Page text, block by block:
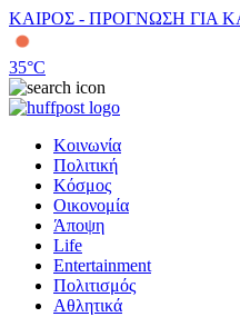
ΚΑΙΡΟΣ - ΠΡΟΓΝΩΣΗ ΓΙΑ
35°C
Κοινωνία
Πολιτική
Κόσμος
Οικονομία
Άποψη
Life
Entertainment
Πολιτισμός
Αθλητικά